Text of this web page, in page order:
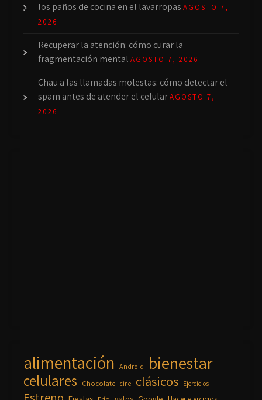
los paños de cocina en el lavarropas AGOSTO 7,
2026
Recuperar la atención: cómo curar la
fragmentación mental AGOSTO 7, 2026
Chau a las llamadas molestas: cómo detectar el
spam antes de atender el celularAGOSTO 7,
2026
alimentación Android bienestar
celulares Chocolate cine clásicos Ejercicios